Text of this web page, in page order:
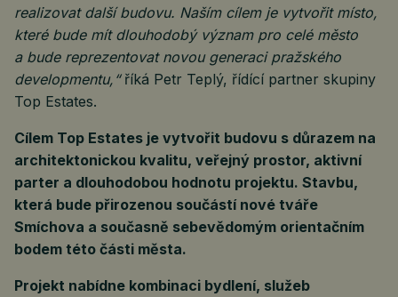
realizovat další budovu. Naším cílem je vytvořit místo,
které bude mít dlouhodobý význam pro celé město
a bude reprezentovat novou generaci pražského
developmentu,“ říká Petr Teplý, řídící partner skupiny
Top Estates.
Cílem Top Estates je vytvořit budovu s důrazem na
architektonickou kvalitu, veřejný prostor, aktivní
parter a dlouhodobou hodnotu projektu. Stavbu,
která bude přirozenou součástí nové tváře
Smíchova a současně sebevědomým orientačním
bodem této části města.
Projekt nabídne kombinaci bydlení, služeb